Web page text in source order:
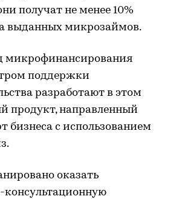
получат не менее 10%
выданных микрозаймов.
микрофинансирования
поддержки
разработают в этом
продукт, направленный
бизнеса с использованием
оказать